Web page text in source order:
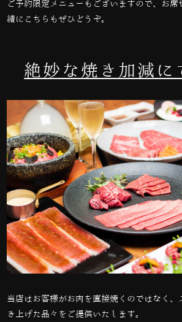
ご予約限定メニューもございますので、お席
緒にこちらもぜひどうぞ。
絶妙な焼き加減に
当店はお客様がお肉を直接焼くのではなく
き上げた品々をご提供いたします。